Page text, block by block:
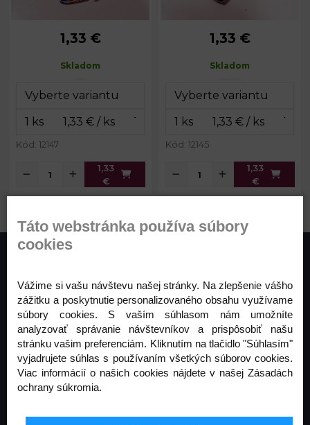
1,33 €
Skladom
Kód: 12147
1,33
€
1,33 €
Skladom
Kód: 12145
1,33
€
Prihláste sa na odber noviniek
Buďte prvý, kto to vie. Zaregistrujte sa na odber
Táto webstránka používa súbory
cookies
Vážime si vašu návštevu našej stránky. Na zlepšenie vášho
zážitku a poskytnutie personalizovaného obsahu využívame
súbory cookies. S vaším súhlasom nám umožníte
analyzovať správanie návštevníkov a prispôsobiť našu
stránku vašim preferenciám. Kliknutím na tlačidlo "Súhlasím"
vyjadrujete súhlas s používaním všetkých súborov cookies.
Viac informácií o našich cookies nájdete v našej Zásadách
ochrany súkromia.